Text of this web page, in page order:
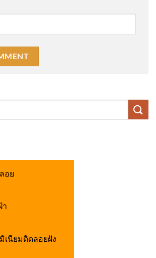
อย
า
เนียมติดลอยฝัง